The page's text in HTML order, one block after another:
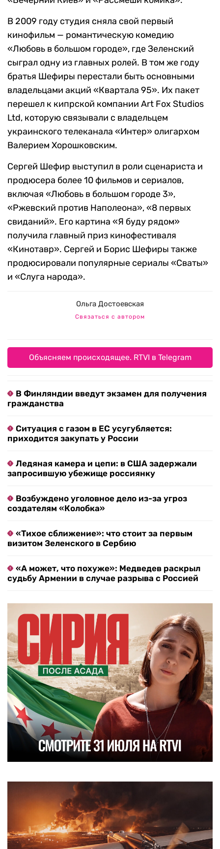
В 2009 году студия сняла свой первый
кинофильм — романтическую комедию
«Любовь в большом городе», где Зеленский
сыграл одну из главных ролей. В том же году
братья Шефиры перестали быть основными
владельцами акций «Квартала 95». Их пакет
перешел к кипрской компании Art Fox Studios
Ltd, которую связывали с владельцем
украинского телеканала «Интер» олигархом
Валерием Хорошковским.
Сергей Шефир выступил в роли сценариста и
продюсера более 10 фильмов и сериалов,
включая «Любовь в большом городе 3»,
«Ржевский против Наполеона», «8 первых
свиданий». Его картина «Я буду рядом»
получила главный приз кинофестиваля
«Кинотавр». Сергей и Борис Шефиры также
продюсировали популярные сериалы «Сваты»
и «Слуга народа».
Ольга Достоевская
Связаться с автором
Объясняем происходящее. RTVI в Telegram
В Финляндии введут экзамен для получения
гражданства
Ситуация с газом в ЕС усугубляется:
приходится закупать у России
Ледяная камера и цепи: в США задержали
запросившую убежище россиянку
Возбуждено уголовное дело из-за угроз
создателям «Колобка»
«Тихое сближение»: что стоит за первым
визитом Зеленского в Сербию
«А может, что похуже»: Медведев раскрыл
судьбу Армении в случае разрыва с Россией